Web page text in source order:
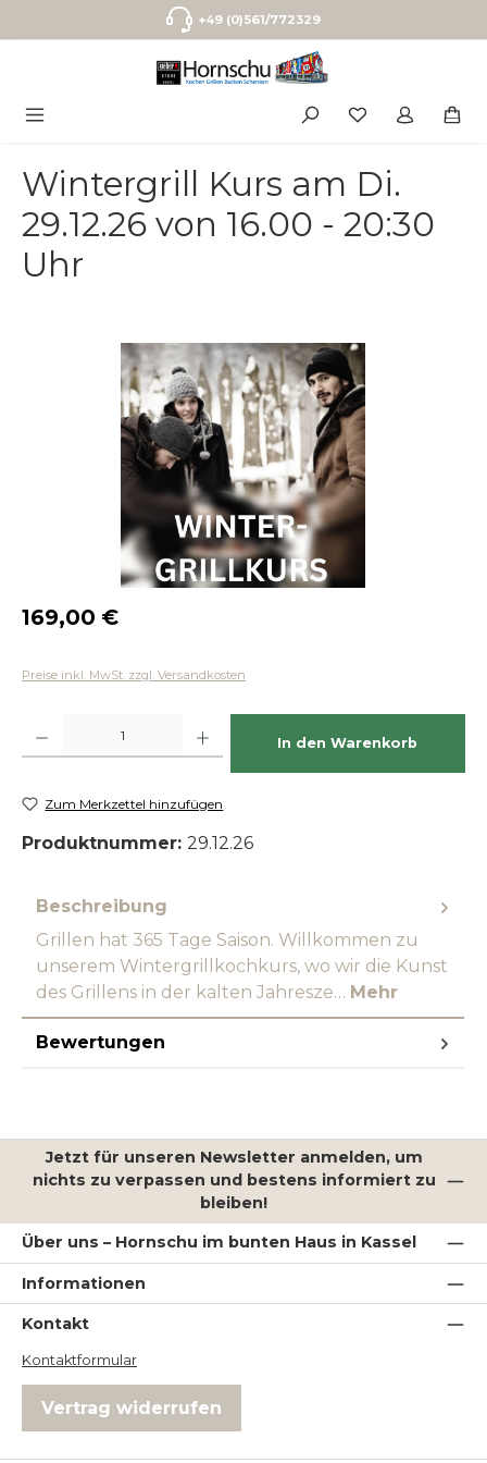
Zum Hauptinhalt springen+49 (0)561/772329
Wintergrill Kurs am Di.
29.12.26 von 16.00 - 20:30
Uhr
Bildergalerie überspringen
Regulärer Preis:
169,00 €
Preise inkl. MwSt. zzgl. Versandkosten
In den Warenkorb
Zum Merkzettel hinzufügen
Produktnummer: 29.12.26
Beschreibung
Grillen hat 365 Tage Saison. Willkommen zu
unserem Wintergrillkochkurs, wo wir die Kunst
des Grillens in der kalten Jahresze… Mehr
Bewertungen
Jetzt für unseren Newsletter anmelden, um
nichts zu verpassen und bestens informiert zu
bleiben!
Über uns – Hornschu im bunten Haus in Kassel
Informationen
Kontakt
Kontaktformular
Vertrag widerrufen